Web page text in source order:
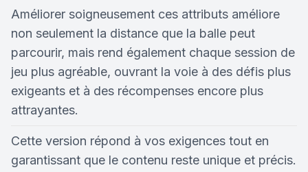
Améliorer soigneusement ces attributs améliore
non seulement la distance que la balle peut
parcourir, mais rend également chaque session de
jeu plus agréable, ouvrant la voie à des défis plus
exigeants et à des récompenses encore plus
attrayantes.
Cette version répond à vos exigences tout en
garantissant que le contenu reste unique et précis.